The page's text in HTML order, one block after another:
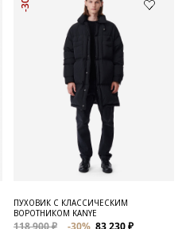
ПУХОВИК С КЛАССИЧЕСКИМ
ВОРОТНИКОМ KANYE
118 900 ₽ -30% 83 230 ₽